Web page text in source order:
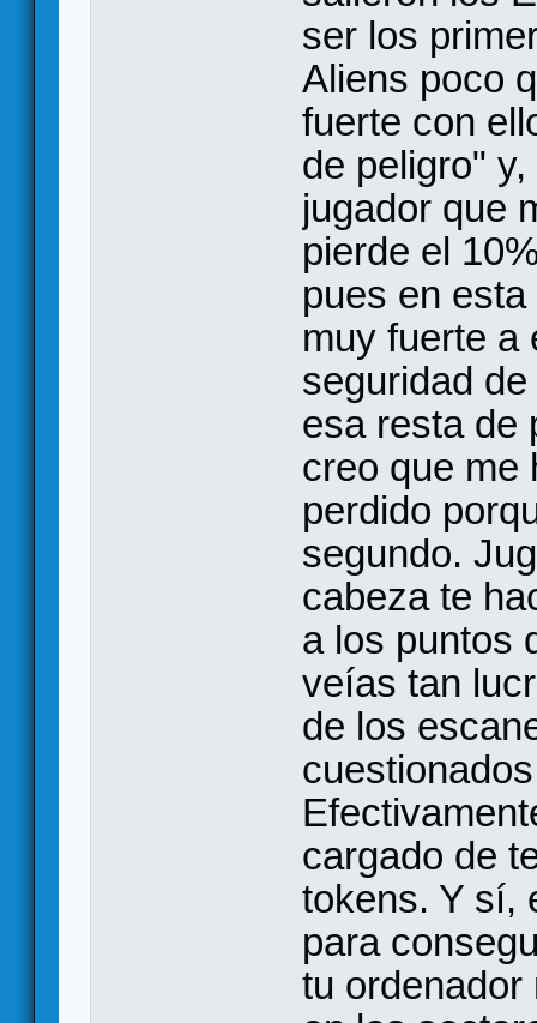
ser los
Aliens poco
fuerte con
de peligro"
jugador que
pierde el
pues en
muy fuerte a
seguridad
esa resta de
creo que me
perdido
segundo.
cabeza te
a los puntos
veías tan
de los
cargado de
tokens. Y sí,
para
tu